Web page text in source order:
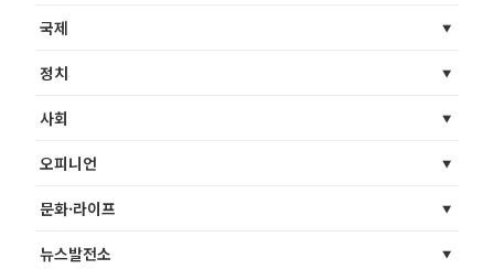
국제
정치
사회
오피니언
문화·라이프
뉴스발전소